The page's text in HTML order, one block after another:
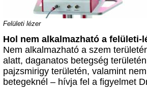
Felületi lézer
Hol nem alkalmazható a felületi-
Nem alkalmazható a szem
alatt, daganatos betegség
pajzsmirigy területén, valamint
betegeknél – hívja fel a figyelmet